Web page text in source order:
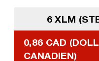
6 XLM
0,86 CAD
CANADIEN)